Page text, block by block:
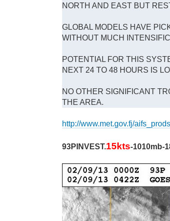
NORTH AND EAST BUT
GLOBAL MODELS HAVE
WITHOUT MUCH
POTENTIAL FOR THIS
NEXT 24 TO 48 HOURS IS
NO OTHER SIGNIFICANT
THE AREA.
http://www.met.gov.fj/
93PINVEST.15kts-1010mb-